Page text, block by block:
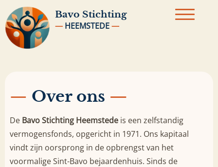
Bavo Stichting
—HEEMSTEDE—
— Over ons —
De Bavo Stichting Heemstede is een zelfstandig
vermogensfonds, opgericht in 1971. Ons kapitaal
vindt zijn oorsprong in de opbrengst van het
voormalige Sint-Bavo bejaardenhuis. Sinds de